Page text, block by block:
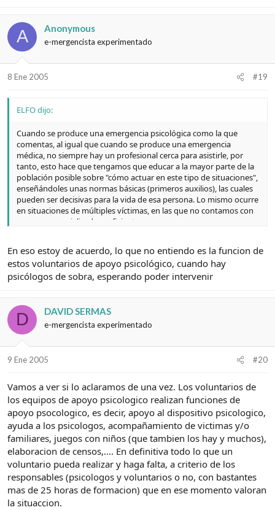
A Anonymous
e-mergencista experimentado
8 Ene 2005 #19
ELFO dijo:
Cuando se produce una emergencia psicológica como la que
comentas, al igual que cuando se produce una emergencia
médica, no siempre hay un profesional cerca para asistirle, por
tanto, esto hace que tengamos que educar a la mayor parte de la
población posible sobre "cómo actuar en este tipo de situaciones",
enseñándoles unas normas básicas (primeros auxilios), las cuales
pueden ser decisivas para la vida de esa persona. Lo mismo ocurre
en situaciones de múltiples víctimas, en las que no contamos con
recursos especializados suficientes.
En eso estoy de acuerdo, lo que no entiendo es la funcion de
estos voluntarios de apoyo psicológico, cuando hay
psicólogos de sobra, esperando poder intervenir
D DAVID SERMAS
e-mergencista experimentado
9 Ene 2005 #20
Vamos a ver si lo aclaramos de una vez. Los voluntarios de
los equipos de apoyo psicologico realizan funciones de
apoyo psocologico, es decir, apoyo al dispositivo psicologico,
ayuda a los psicologos, acompañamiento de victimas y/o
familiares, juegos con niños (que tambien los hay y muchos),
elaboracion de censos,.... En definitiva todo lo que un
voluntario pueda realizar y haga falta, a criterio de los
responsables (psicologos y voluntarios o no, con bastantes
mas de 25 horas de formacion) que en ese momento valoran
la situaccion.